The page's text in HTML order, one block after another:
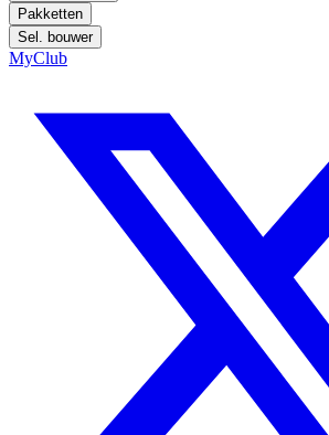
Pakketten
Sel. bouwer
MyClub